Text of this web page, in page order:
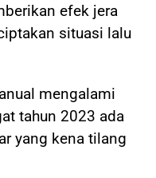
efek jera
situasi lalu
mengalami
tahun 2023 ada
yang kena tilang